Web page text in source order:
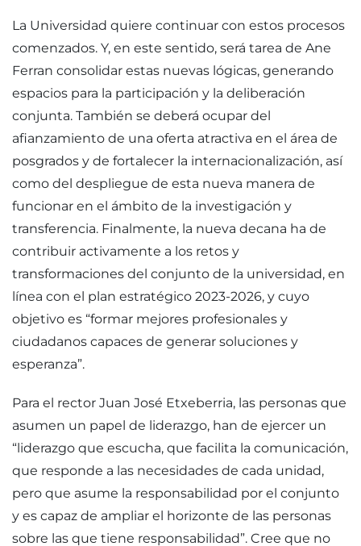
La Universidad quiere continuar con estos procesos
comenzados. Y, en este sentido, será tarea de Ane
Ferran consolidar estas nuevas lógicas, generando
espacios para la participación y la deliberación
conjunta. También se deberá ocupar del
afianzamiento de una oferta atractiva en el área de
posgrados y de fortalecer la internacionalización, así
como del despliegue de esta nueva manera de
funcionar en el ámbito de la investigación y
transferencia. Finalmente, la nueva decana ha de
contribuir activamente a los retos y
transformaciones del conjunto de la universidad, en
línea con el plan estratégico 2023-2026, y cuyo
objetivo es “formar mejores profesionales y
ciudadanos capaces de generar soluciones y
esperanza”.
Para el rector Juan José Etxeberria, las personas que
asumen un papel de liderazgo, han de ejercer un
“liderazgo que escucha, que facilita la comunicación,
que responde a las necesidades de cada unidad,
pero que asume la responsabilidad por el conjunto
y es capaz de ampliar el horizonte de las personas
sobre las que tiene responsabilidad”. Cree que no